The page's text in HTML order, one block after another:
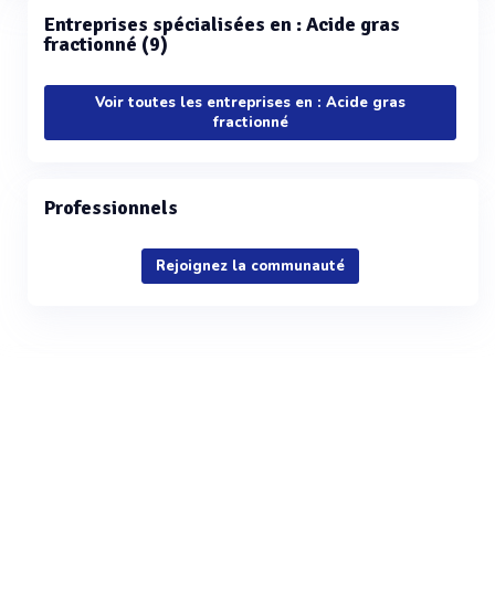
Entreprises spécialisées en : Acide gras
fractionné (9)
Voir toutes les entreprises en : Acide gras
fractionné
Professionnels
Rejoignez la communauté